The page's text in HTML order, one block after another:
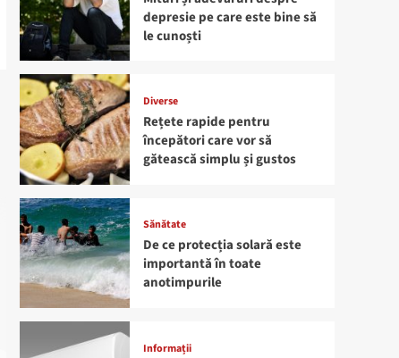
depresie pe care este bine să
le cunoști
Diverse
Rețete rapide pentru
începători care vor să
gătească simplu și gustos
Sănătate
De ce protecția solară este
importantă în toate
anotimpurile
Informații